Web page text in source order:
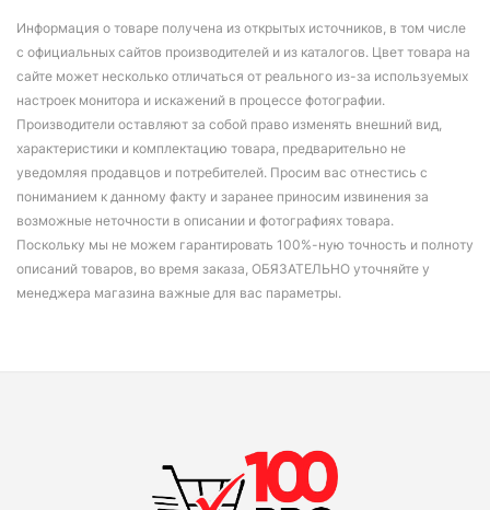
Информация о товаре получена из открытых источников, в том числе
с официальных сайтов производителей и из каталогов. Цвет товара на
сайте может несколько отличаться от реального из-за используемых
настроек монитора и искажений в процессе фотографии.
Производители оставляют за собой право изменять внешний вид,
характеристики и комплектацию товара, предварительно не
уведомляя продавцов и потребителей. Просим вас отнестись с
пониманием к данному факту и заранее приносим извинения за
возможные неточности в описании и фотографиях товара.
Поскольку мы не можем гарантировать 100%-ную точность и полноту
описаний товаров, во время заказа, ОБЯЗАТЕЛЬНО уточняйте у
менеджера магазина важные для вас параметры.